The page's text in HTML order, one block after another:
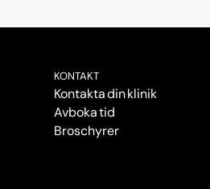
KONTAKT
Kontakta din klinik
Avboka tid
Broschyrer